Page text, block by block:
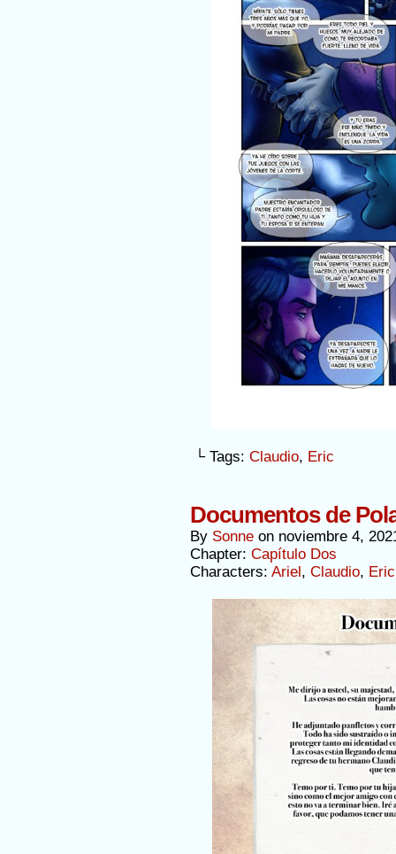
└ Tags: Claudio, Eric
Documentos de
By Sonne on noviembre 4,
Chapter: Capítulo Dos
Characters: Ariel, Claudio, Eric